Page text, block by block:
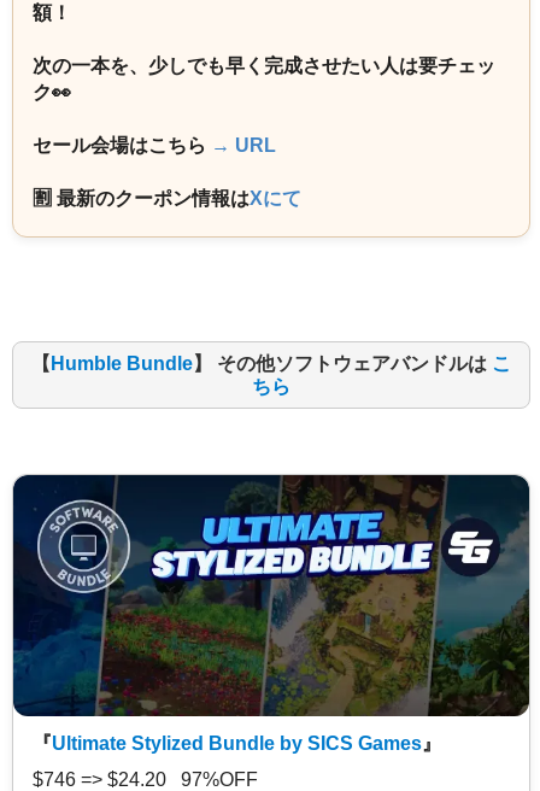
額！
次の一本を、少しでも早く完成させたい人は要チェッ
ク👀
セール会場はこちら → URL
🈹 最新のクーポン情報はXにて
【 Humble Bundle】 その他ソフトウェアバンドルは こ
ちら
『Ultimate Stylized Bundle by SICS Games 』
$746 => $24.20 97%OFF